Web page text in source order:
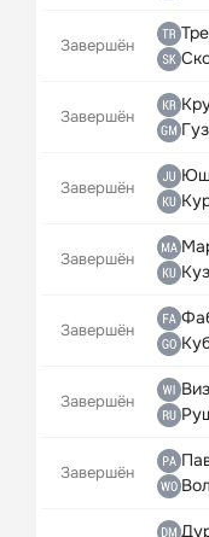
Завершён
Завершён
Завершён
Завершён
Завершён
Завершён
Завершён